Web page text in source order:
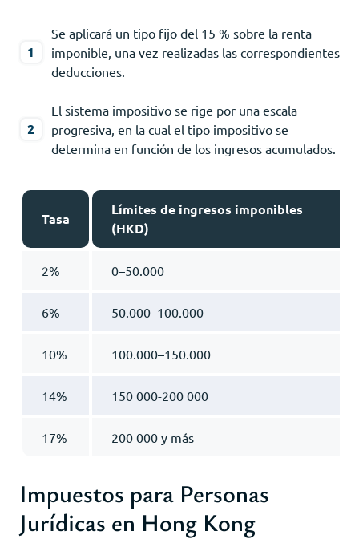
Se aplicará un tipo fijo del 15 % sobre la renta
imponible, una vez realizadas las correspondientes
deducciones.
El sistema impositivo se rige por una escala
progresiva, en la cual el tipo impositivo se
determina en función de los ingresos acumulados.
Tasa
Límites de ingresos imponibles
(HKD)
2% 0–50.000
6% 50.000–100.000
10% 100.000–150.000
14% 150 000-200 000
17% 200 000 y más
Impuestos para Personas
Jurídicas en Hong Kong